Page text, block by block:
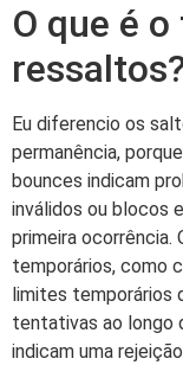
O que é
Eu diferencio os
permanência,
bounces indicam
inválidos ou blocos
primeira
temporários, como
limites temporários
tentativas ao longo
indicam uma